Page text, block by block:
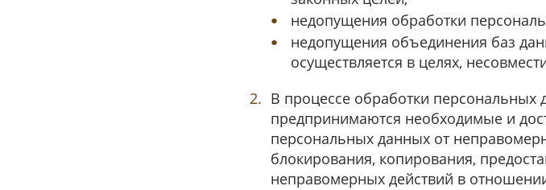
недопущения обработки
недопущения объединения баз
осуществляется в целях,
В процессе обработки персональных
предпринимаются необходимые и
персональных данных от
блокирования, копирования,
неправомерных действий в